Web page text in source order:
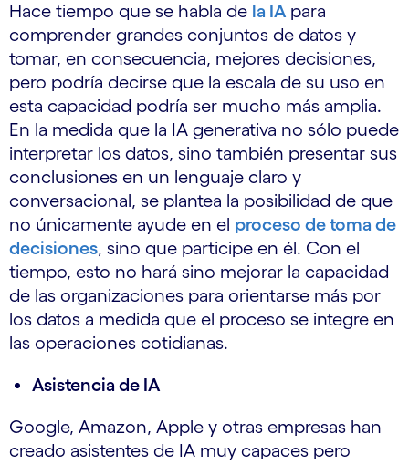
Hace tiempo que se habla de la IA para
comprender grandes conjuntos de datos y
tomar, en consecuencia, mejores decisiones,
pero podría decirse que la escala de su uso en
esta capacidad podría ser mucho más amplia.
En la medida que la IA generativa no sólo puede
interpretar los datos, sino también presentar sus
conclusiones en un lenguaje claro y
conversacional, se plantea la posibilidad de que
no únicamente ayude en el proceso de toma de
decisiones, sino que participe en él. Con el
tiempo, esto no hará sino mejorar la capacidad
de las organizaciones para orientarse más por
los datos a medida que el proceso se integre en
las operaciones cotidianas.
Asistencia de IA
Google, Amazon, Apple y otras empresas han
creado asistentes de IA muy capaces pero